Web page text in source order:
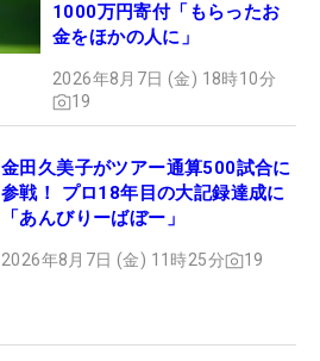
1000万円寄付「もらったお
金をほかの人に」
2026年8月7日 (金) 18時10分
19
金田久美子がツアー通算500試合に
参戦！ プロ18年目の大記録達成に
「あんびりーばぼー」
2026年8月7日 (金) 11時25分 19